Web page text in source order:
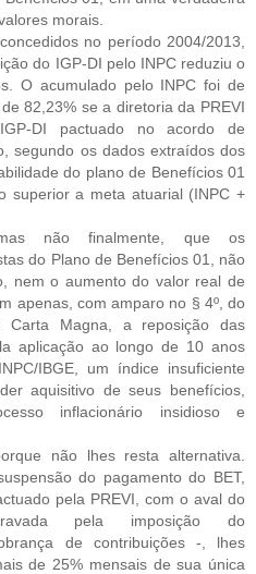
morais.
no período 2004/2013,
do IGP-DI pelo INPC reduziu o
O acumulado pelo INPC foi de
82,23% se a diretoria da PREVI
DI pactuado no acordo de
segundo os dados extraídos dos
do plano de Benefícios 01
superior a meta atuarial (INPC +
não finalmente, que os
do Plano de Benefícios 01, não
nem o aumento do valor real de
apenas, com amparo no § 4º, do
Carta Magna, a reposição das
aplicação ao longo de 10 anos
IBGE, um índice insuficiente
aquisitivo de seus benefícios,
inflacionário insidioso e
não lhes resta alternativa.
do pagamento do BET,
pela PREVI, com o aval do
pela imposição do
de contribuições -, lhes
de 25% mensais de sua única